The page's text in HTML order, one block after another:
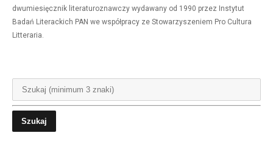
dwumiesięcznik literaturoznawczy wydawany od 1990 przez Instytut
Badań Literackich PAN we współpracy ze Stowarzyszeniem Pro Cultura
Litteraria.